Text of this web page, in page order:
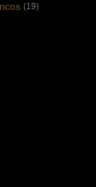
(19)